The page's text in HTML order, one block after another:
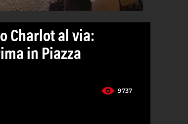
Charlot al via:
in Piazza
9737